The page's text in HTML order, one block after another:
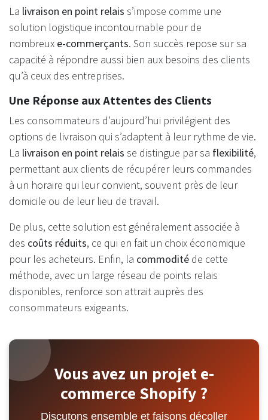
La livraison en point relais s’impose comme une
solution logistique incontournable pour de
nombreux e-commerçants. Son succès repose sur sa
capacité à répondre aussi bien aux besoins des clients
qu’à ceux des entreprises.
Une Réponse aux Attentes des Clients
Les consommateurs d’aujourd’hui privilégient des
options de livraison qui s’adaptent à leur rythme de vie.
La livraison en point relais se distingue par sa flexibilité,
permettant aux clients de récupérer leurs commandes
à un horaire qui leur convient, souvent près de leur
domicile ou de leur lieu de travail.
De plus, cette solution est généralement associée à
des coûts réduits, ce qui en fait un choix économique
pour les acheteurs. Enfin, la commodité de cette
méthode, avec un large réseau de points relais
disponibles, renforce son attrait auprès des
consommateurs exigeants.
Vous avez un projet e-
commerce Shopify ?
Discutons ensemble et faisons décoller